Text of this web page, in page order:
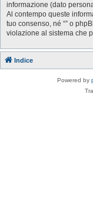
informazione (dato
Al contempo queste
tuo consenso, né “” o
violazione al sistema che
Indice
Powered by